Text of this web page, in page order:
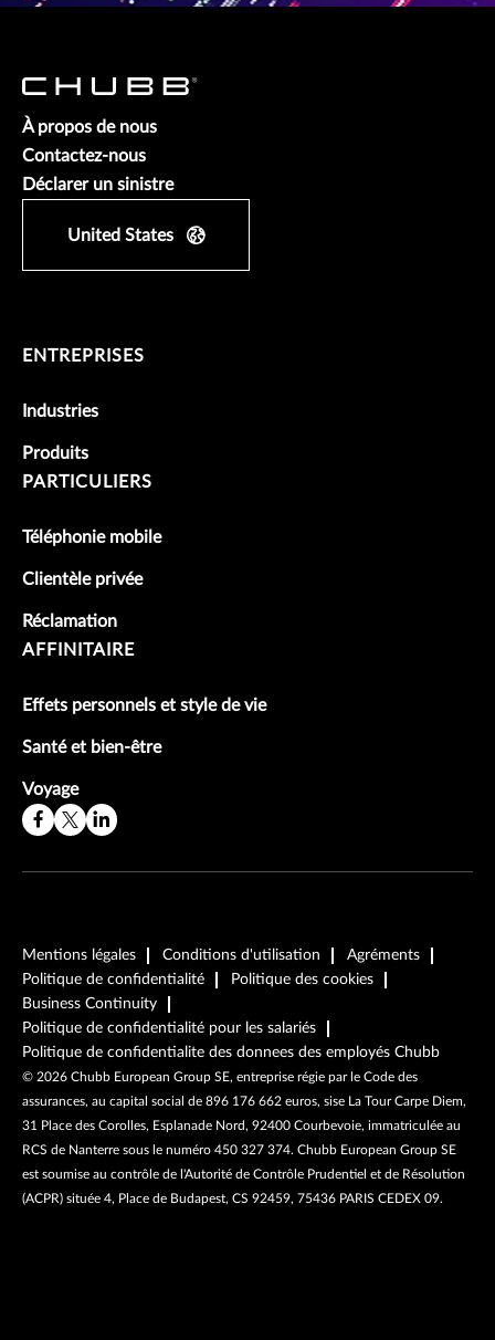
À propos de nous
Contactez-nous
Déclarer un sinistre
United States
ENTREPRISES
Industries
Produits
PARTICULIERS
Téléphonie mobile
Clientèle privée
Réclamation
AFFINITAIRE
Effets personnels et style de vie
Santé et bien-être
Voyage
Mentions légales Conditions d'utilisation
Agréments
Politique de confidentialité
Politique des cookies
Business Continuity
Politique de confidentialité pour les salariés
Politique de confidentialite des donnees des employés Chubb
© 2026 Chubb European Group SE, entreprise régie par le Code des
assurances, au capital social de 896 176 662 euros, sise La Tour Carpe Diem,
31 Place des Corolles, Esplanade Nord, 92400 Courbevoie, immatriculée au
RCS de Nanterre sous le numéro 450 327 374. Chubb European Group SE
est soumise au contrôle de l'Autorité de Contrôle Prudentiel et de Résolution
(ACPR) située 4, Place de Budapest, CS 92459, 75436 PARIS CEDEX 09.